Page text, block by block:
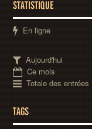
STATISTIQUE
En ligne
Aujourd'hui
Ce mois
Totale des entrées
TAGS